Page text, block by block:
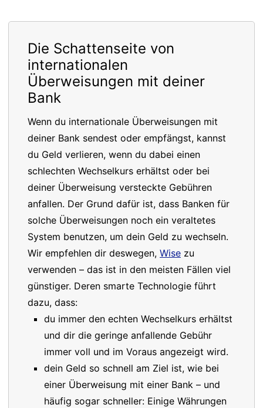
Die Schattenseite von
internationalen
Überweisungen mit deiner
Bank
Wenn du internationale Überweisungen mit
deiner Bank sendest oder empfängst, kannst
du Geld verlieren, wenn du dabei einen
schlechten Wechselkurs erhältst oder bei
deiner Überweisung versteckte Gebühren
anfallen. Der Grund dafür ist, dass Banken für
solche Überweisungen noch ein veraltetes
System benutzen, um dein Geld zu wechseln.
Wir empfehlen dir deswegen, Wise zu
verwenden – das ist in den meisten Fällen viel
günstiger. Deren smarte Technologie führt
dazu, dass:
du immer den echten Wechselkurs erhältst
und dir die geringe anfallende Gebühr
immer voll und im Voraus angezeigt wird.
dein Geld so schnell am Ziel ist, wie bei
einer Überweisung mit einer Bank – und
häufig sogar schneller: Einige Währungen